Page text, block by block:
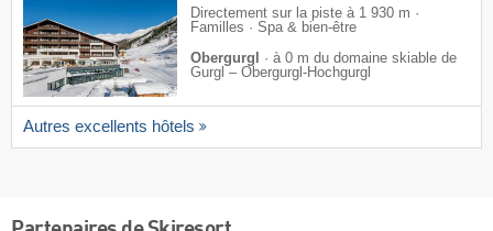
Directement sur la piste à 1 930 m ·
Familles · Spa & bien-être
Obergurgl
· à 0 m du domaine skiable de
Gurgl – Obergurgl-Hochgurgl
Autres excellents hôtels